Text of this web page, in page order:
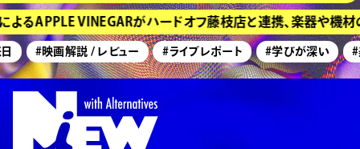
るAPPLE VINEGARがハードオフ藤枝店と連携、楽器や機
#映画解説 / レビュー #ライブレポート #学びが深い #